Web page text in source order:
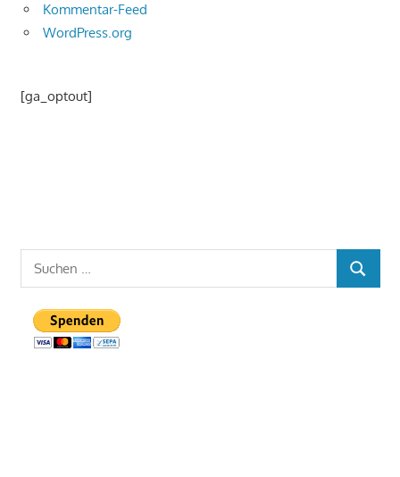
Kommentar-Feed
WordPress.org
[ga_optout]
Suchen
nach:
SUCHEN